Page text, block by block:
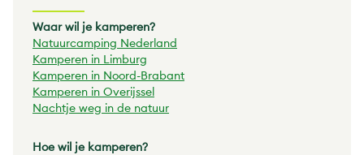
Waar wil je kamperen?
Natuurcamping Nederland
Kamperen in Limburg
Kamperen in Noord-Brabant
Kamperen in Overijssel
Nachtje weg in de natuur
Hoe wil je kamperen?